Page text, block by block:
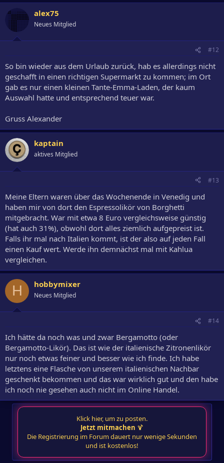
alex75
Neues Mitglied
#12
So bin wieder aus dem Urlaub zurück, hab es allerdings nicht
geschafft in einen richtigen Supermarkt zu kommen; im Ort
gab es nur einen kleinen Tante-Emma-Laden, der kaum
Auswahl hatte und entsprechend teuer war.
Gruss Alexander
kaptain
aktives Mitglied
#13
Meine Eltern waren über das Wochenende in Venedig und
haben mir von dort den Espressolikör von Borghetti
mitgebracht. War mit etwa 8 Euro vergleichsweise günstig
(hat auch 31%), obwohl dort alles ziemlich aufgepreist ist.
Falls ihr mal nach Italien kommt, ist der also auf jeden Fall
einen Kauf wert. Werde ihn demnächst mal mit Kahlua
vergleichen.
H hobbymixer
Neues Mitglied
#14
Ich hätte da noch was und zwar Bergamotto (oder
Bergamotto-Likör). Das ist wie der italienische Zitronenlikör
nur noch etwas feiner und besser wie ich finde. Ich habe
letztens eine Flasche von unserem italienischen Nachbar
geschenkt bekommen und das war wirklich gut und den habe
ich noch nie gesehen auch nicht im Online Handel.
Klick hier, um zu posten.
Jetzt mitmachen 🍹
Die Registrierung im Forum dauert nur wenige Sekunden
und ist kostenlos!